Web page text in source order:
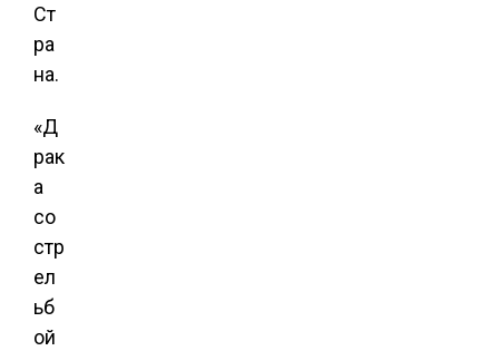
Ст
ра
на.
«Д
рак
а
со
стр
ел
ьб
ой